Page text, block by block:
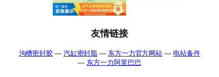
友情链接
沟槽密封胶 — 汽缸密封脂 — 东方一力官方网站 — 电站备件
— 东方一力阿里巴巴